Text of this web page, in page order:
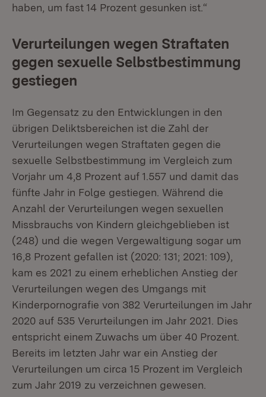
haben, um fast 14 Prozent gesunken ist.“
Verurteilungen wegen Straftaten
gegen sexuelle Selbstbestimmung
gestiegen
Im Gegensatz zu den Entwicklungen in den
übrigen Deliktsbereichen ist die Zahl der
Verurteilungen wegen Straftaten gegen die
sexuelle Selbstbestimmung im Vergleich zum
Vorjahr um 4,8 Prozent auf 1.557 und damit das
fünfte Jahr in Folge gestiegen. Während die
Anzahl der Verurteilungen wegen sexuellen
Missbrauchs von Kindern gleichgeblieben ist
(248) und die wegen Vergewaltigung sogar um
16,8 Prozent gefallen ist (2020: 131; 2021: 109),
kam es 2021 zu einem erheblichen Anstieg der
Verurteilungen wegen des Umgangs mit
Kinderpornografie von 382 Verurteilungen im Jahr
2020 auf 535 Verurteilungen im Jahr 2021. Dies
entspricht einem Zuwachs um über 40 Prozent.
Bereits im letzten Jahr war ein Anstieg der
Verurteilungen um circa 15 Prozent im Vergleich
zum Jahr 2019 zu verzeichnen gewesen.